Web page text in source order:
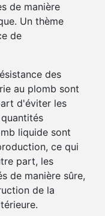
de manière
Un thème
de
des
au plomb sont
d'éviter les
liquide sont
ce qui
part, les
de manière sûre,
de la